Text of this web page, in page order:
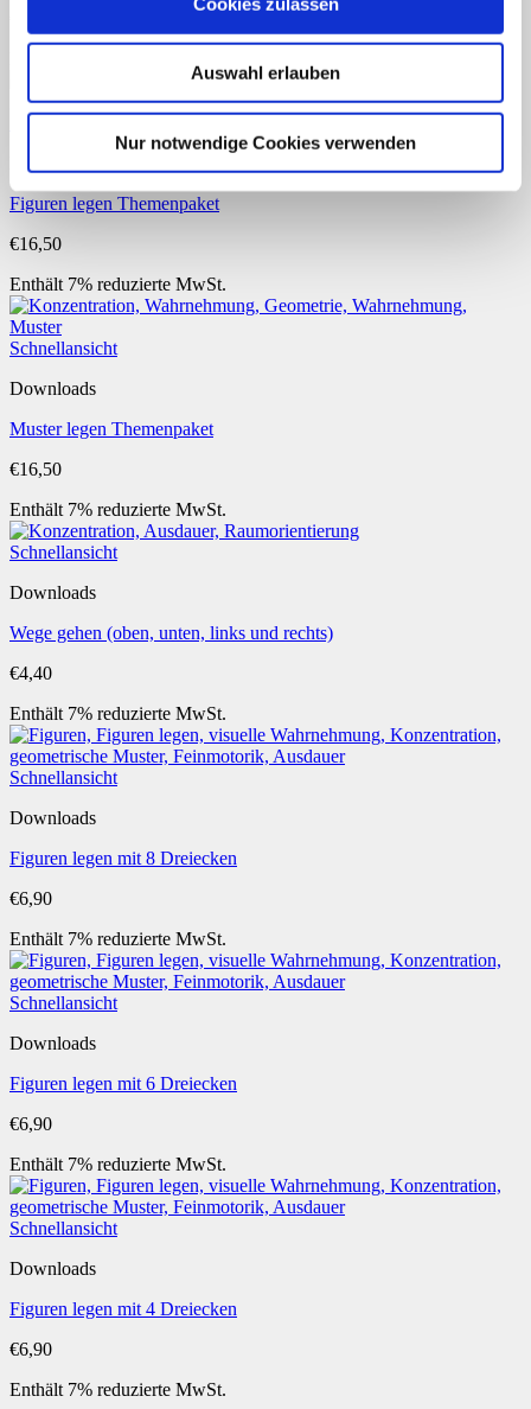
Auswahl erlauben
Nur notwendige Cookies verwenden
Schnellansicht
Figuren legen Themenpaket
€16,50
Enthält 7% reduzierte MwSt.
Schnellansicht
Downloads
Muster legen Themenpaket
€16,50
Enthält 7% reduzierte MwSt.
Schnellansicht
Downloads
Wege gehen (oben, unten, links und rechts)
€4,40
Enthält 7% reduzierte MwSt.
Schnellansicht
Downloads
Figuren legen mit 8 Dreiecken
€6,90
Enthält 7% reduzierte MwSt.
Schnellansicht
Downloads
Figuren legen mit 6 Dreiecken
€6,90
Enthält 7% reduzierte MwSt.
Schnellansicht
Downloads
Figuren legen mit 4 Dreiecken
€6,90
Enthält 7% reduzierte MwSt.